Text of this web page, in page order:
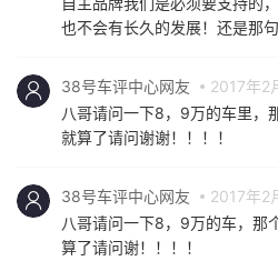
也不会有长久的发展！还是那
38号车评中心网友
2017年2
八哥请问一下8，9万的车里，
就算了请问谢谢！！！！
38号车评中心网友
2017年2
八哥请问一下8，9万的车，那
算了请问谢！！！！